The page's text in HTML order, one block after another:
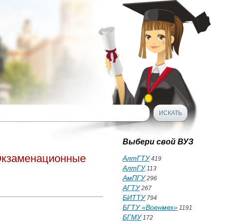
Выбери свой ВУЗ
АлтГТУ419
АлтГУ113
АмПГУ296
АГТУ267
БИТТУ794
БГТУ «Военмех» 1191
БГМУ172